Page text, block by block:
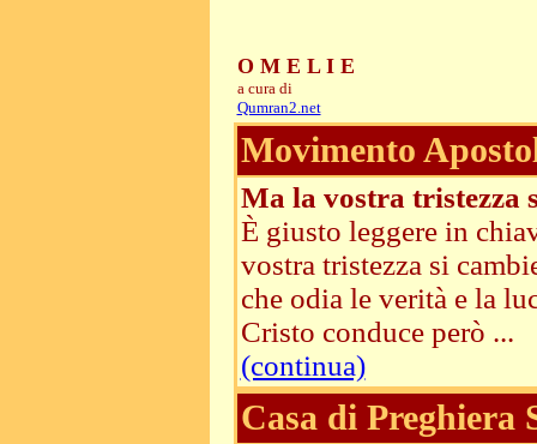
O M E L I E
a cura di
Qumran2.net
Movimento
Ma la vostra tristezza
È giusto leggere in
vostra tristezza si
che odia le verità e la
Cristo conduce però ...
(continua)
Casa di Preghiera